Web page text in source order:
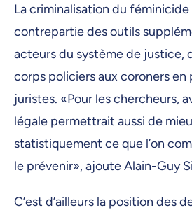
La criminalisation du
contrepartie des outils
acteurs du système de justice,
corps policiers aux coroners en
juristes. «Pour les chercheurs,
légale permettrait aussi de
statistiquement ce que l’on
le prévenir», ajoute Alain-Guy
C’est d’ailleurs la position des